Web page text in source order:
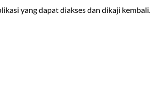
yang dapat diakses dan dikaji